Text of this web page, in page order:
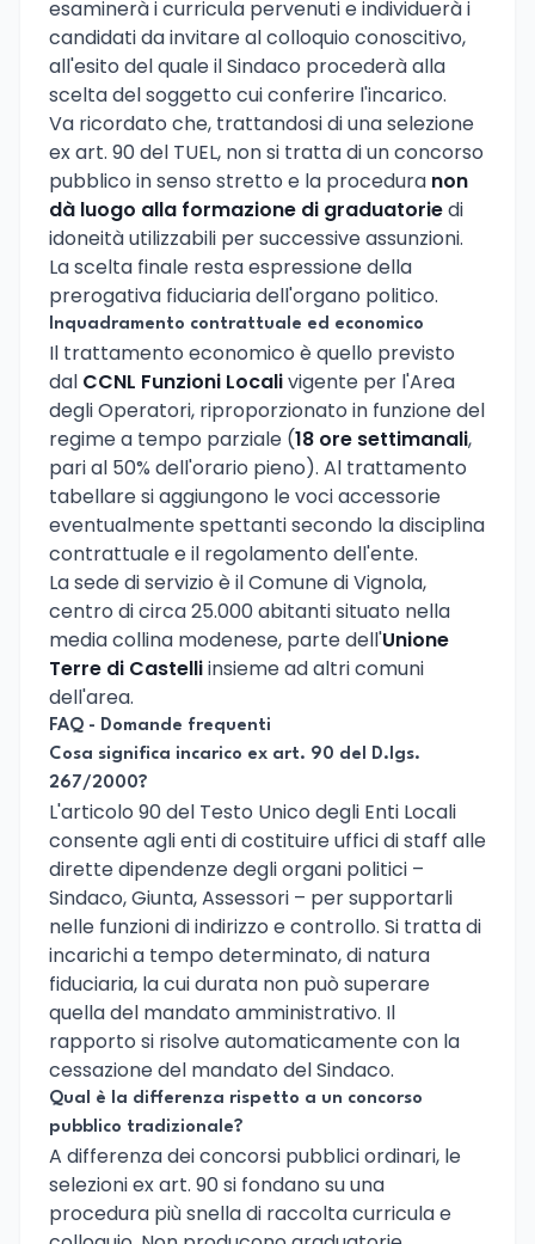
esaminerà i curricula pervenuti e individuerà i
candidati da invitare al colloquio conoscitivo,
all'esito del quale il Sindaco procederà alla
scelta del soggetto cui conferire l'incarico.
Va ricordato che, trattandosi di una selezione
ex art. 90 del TUEL, non si tratta di un concorso
pubblico in senso stretto e la procedura non
dà luogo alla formazione di graduatoriedi
idoneità utilizzabili per successive assunzioni.
La scelta finale resta espressione della
prerogativa fiduciaria dell'organo politico.
Inquadramento contrattuale ed economico
Il trattamento economico è quello previsto
dal CCNL Funzioni Localivigente per l'Area
degli Operatori, riproporzionato in funzione del
regime a tempo parziale (18 ore settimanali,
pari al 50% dell'orario pieno). Al trattamento
tabellare si aggiungono le voci accessorie
eventualmente spettanti secondo la disciplina
contrattuale e il regolamento dell'ente.
La sede di servizio è il Comune di Vignola,
centro di circa 25.000 abitanti situato nella
media collina modenese, parte dell'Unione
Terre di Castelliinsieme ad altri comuni
dell'area.
FAQ - Domande frequenti
Cosa significa incarico ex art. 90 del D.lgs.
267/2000?
L'articolo 90 del Testo Unico degli Enti Locali
consente agli enti di costituire uffici di staff alle
dirette dipendenze degli organi politici –
Sindaco, Giunta, Assessori – per supportarli
nelle funzioni di indirizzo e controllo. Si tratta di
incarichi a tempo determinato, di natura
fiduciaria, la cui durata non può superare
quella del mandato amministrativo. Il
rapporto si risolve automaticamente con la
cessazione del mandato del Sindaco.
Qual è la differenza rispetto a un concorso
pubblico tradizionale?
A differenza dei concorsi pubblici ordinari, le
selezioni ex art. 90 si fondano su una
procedura più snella di raccolta curricula e